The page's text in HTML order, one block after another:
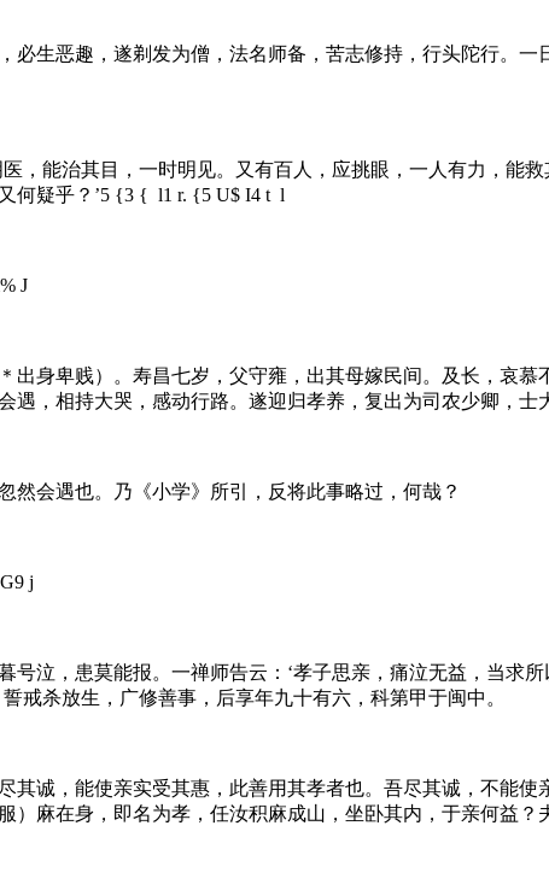
必生恶趣，遂剃发为僧，法名师备，苦志修持，行头陀行。一
医，能治其目，一时明见。又有百人，应挑眼，一人有力，能
何疑乎？’5 {3 { l1 r. {5 U$ I4 t l
J
出身卑贱）。寿昌七岁，父守雍，出其母嫁民间。及长，哀
遇，相持大哭，感动行路。遂迎归孝养，复出为司农少卿，士
然会遇也。乃《小学》所引，反将此事略过，何哉？
j
号泣，患莫能报。一禅师告云：‘孝子思亲，痛泣无益，当求
戒杀放生，广修善事，后享年九十有六，科第甲于闽中。
其诚，能使亲实受其惠，此善用其孝者也。吾尽其诚，不能
）麻在身，即名为孝，任汝积麻成山，坐卧其内，于亲何益